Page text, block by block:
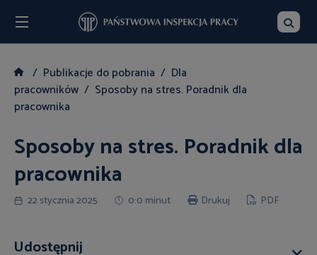
Publikacje do pobrania
Dla
pracowników
Sposoby na stres. Poradnik dla
pracownika
Sposoby na stres. Poradnik dla
pracownika
22 stycznia 2025 0:0 minut Drukuj PDF
Udostępnij
Szukaj